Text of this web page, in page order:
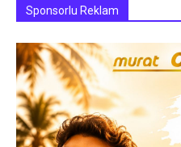
Sponsorlu Reklam